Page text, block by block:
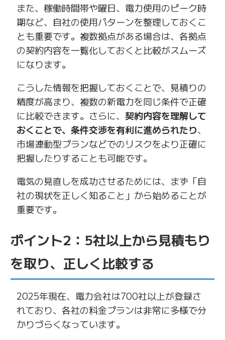
また、稼働時間帯や曜日、電力使用のピーク時
期など、自社の使用パターンを整理しておくこ
とも重要です。複数拠点がある場合は、各拠点
の契約内容を一覧化しておくと比較がスムーズ
になります。
こうした情報を把握しておくことで、見積りの
精度が高まり、複数の新電力を同じ条件で正確
に比較できます。さらに、 契約内容を理解して
おくことで、条件交渉を有利に進められたり、
市場連動型プランなどでのリスクをより正確に
把握したりすることも可能です。
電気の見直しを成功させるためには、まず「自
社の現状を正しく知ること」から始めることが
重要です。
ポイント2：5社以上から見積もり
を取り、正しく比較する
2025年現在、電力会社は700社以上が登録さ
れており、各社の料金プランは非常に多様で分
かりづらくなっています。